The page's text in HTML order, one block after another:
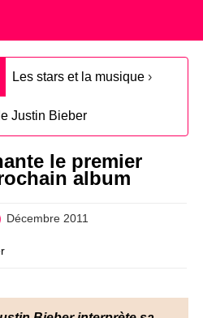
Les stars et la musique ›
Justin Bieber
le premier
album
Décembre 2011